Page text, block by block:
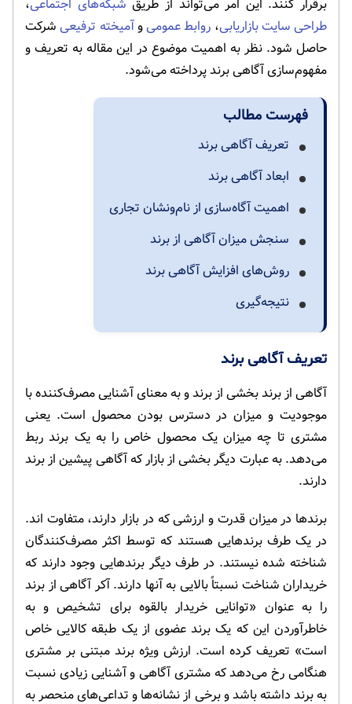
برقرار کنند. این امر می‌تواند از طریق شبکه‌های اجتماعی،
طراحی سایت بازاریابی، روابط عمومیوآمیخته ترفیعیشرکت
حاصل شود. نظر به اهمیت موضوع در این مقاله به تعریف و
مفهوم‌سازی آگاهی برند پرداخته می‌شود.
فهرست مطالب
تعریف آگاهی برند
ابعاد آگاهی برند
اهمیت آگاه‌سازی از نام‌ونشان تجاری
سنجش میزان آگاهی از برند
روش‌های افزایش آگاهی برند
نتیجه‌گیری
تعریف آگاهی برند
آگاهی از برند بخشی از برند و به معنای آشنایی مصرف‌کننده با
موجودیت و میزان در دسترس بودن محصول است. یعنی
مشتری تا چه میزان یک محصول خاص را به یک برند ربط
می‌دهد. به عبارت دیگر بخشی از بازار که آگاهی پیشین از برند
دارند.
برندها در میزان قدرت و ارزشی که در بازار دارند، متفاوت اند.
در یک طرف برندهایی هستند که توسط اکثر مصرف‌کنندگان
شناخته شده نیستند. در طرف دیگر برندهایی وجود دارند که
خریداران شناخت نسبتاً بالایی به آنها دارند. آکر آگاهی از برند
را به عنوان «توانایی خریدار بالقوه برای تشخیص و به
خاطرآوردن این که یک برند عضوی از یک طبقه کالایی خاص
است» تعریف کرده است. ارزش ویژه برند مبتنی بر مشتری
هنگامی رخ می‌دهد که مشتری آگاهی و آشنایی زیادی نسبت
به برند داشته باشد و برخی از نشانه‌ها و تداعی‌های منحصر به